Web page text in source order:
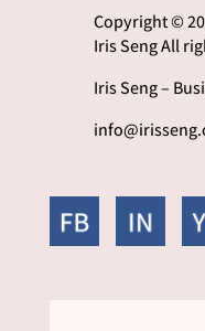
Copyright ©
Iris Seng All
Iris Seng –